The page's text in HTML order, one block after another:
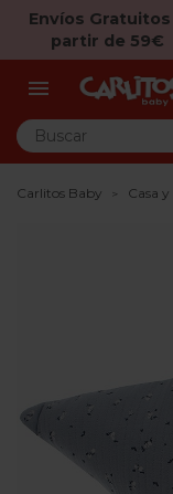
Envíos Gratuitos
partir de 59€

Carlitos Baby Casa